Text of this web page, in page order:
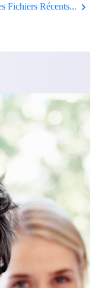
Fichiers Récents...